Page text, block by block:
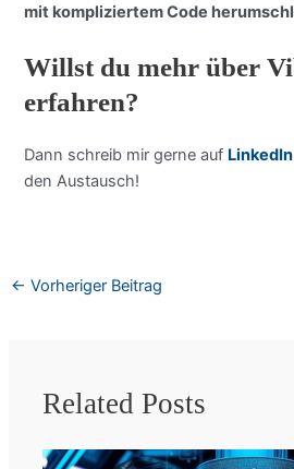
mit kompliziertem Code
Willst du mehr über
erfahren?
Dann schreib mir gerne auf LinkedIn
den Austausch!
← Vorheriger Beitrag
Related Posts